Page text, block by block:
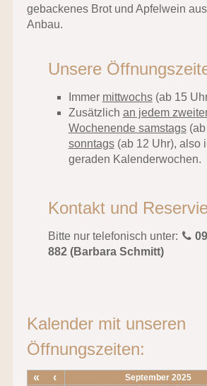
gebackenes Brot und Apfelwein
Anbau.
Unsere
Immer mittwochs(ab 15
Zusätzlich an jedem
Wochenende samstags(ab
sonntags(ab 12 Uhr), also
geraden Kalenderwochen.
Kontakt und
Bitte nur telefonisch unter:
882 (Barbara Schmitt)
Kalender mit unseren
Öffnungszeiten:
« ‹ September 2025